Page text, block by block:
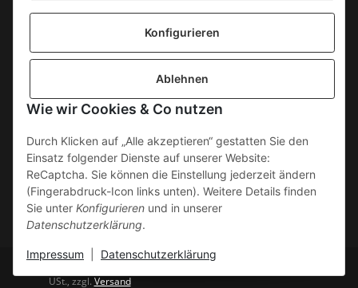
Konfigurieren
Ablehnen
Wie wir Cookies & Co nutzen
Durch Klicken auf „Alle akzeptieren“ gestatten Sie den
Einsatz folgender Dienste auf unserer Website:
ReCaptcha. Sie können die Einstellung jederzeit ändern
(Fingerabdruck-Icon links unten). Weitere Details finden
Sie unter Konfigurieren und in unserer
Datenschutzerklärung.
Impressum Datenschutzerklärung
SICHERE ZAHLUNGSWEISEN
Gesetzliche Informationen
USt., zzgl.Versand